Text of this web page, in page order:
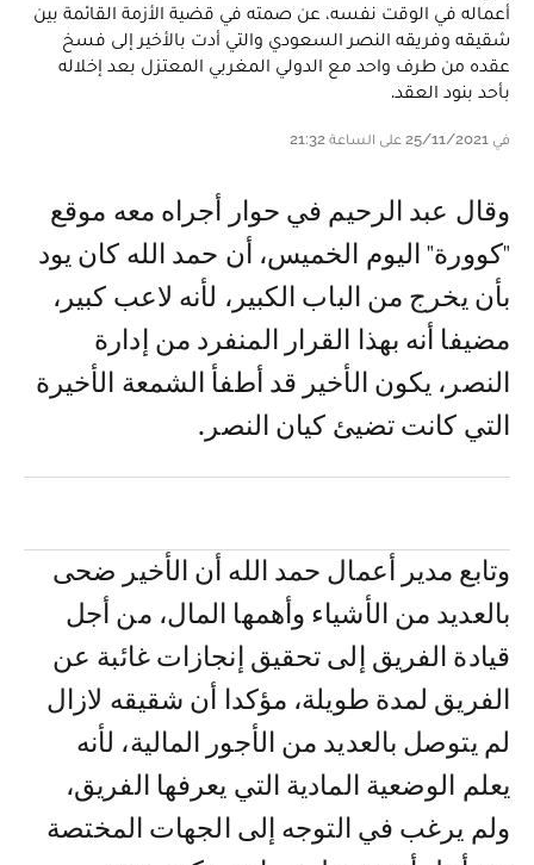
أعماله في الوقت نفسه، عن صمته في قضية الأزمة القائمة بين
شقيقه وفريقه النصر السعودي والتي أدت بالأخير إلى فسخ
عقده من طرف واحد مع الدولي المغربي المعتزل بعد إخلاله
بأحد بنود العقد.
في 25/11/2021 على الساعة 21:32
وقال عبد الرحيم في حوار أجراه معه موقع
"كوورة" اليوم الخميس، أن حمد الله كان يود
بأن يخرج من الباب الكبير، لأنه لاعب كبير،
مضيفا أنه بهذا القرار المنفرد من إدارة
النصر، يكون الأخير قد أطفأ الشمعة الأخيرة
التي كانت تضيئ كيان النصر.
وتابع مدير أعمال حمد الله أن الأخير ضحى
بالعديد من الأشياء وأهمها المال، من أجل
قيادة الفريق إلى تحقيق إنجازات غائبة عن
الفريق لمدة طويلة، مؤكدا أن شقيقه لازال
لم يتوصل بالعديد من الأجور المالية، لأنه
يعلم الوضعية المادية التي يعرفها الفريق،
ولم يرغب في التوجه إلى الجهات المختصة